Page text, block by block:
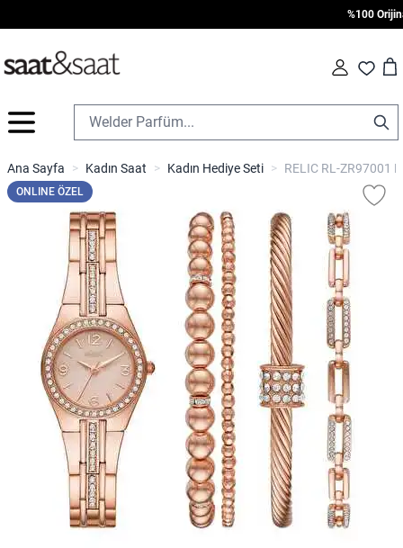
%100
Fav Cart
İçeriğe geç
Ana Sayfa > Kadın Saat > Kadın Hediye Seti > RELIC RL-ZR97001
ONLINE ÖZEL